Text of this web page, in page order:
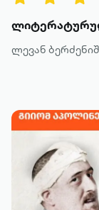
ლევან